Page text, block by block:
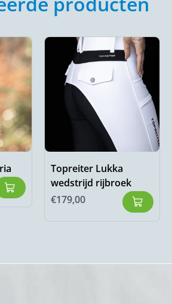
Topreiter Lukka
wedstrijd rijbroek
€179,00